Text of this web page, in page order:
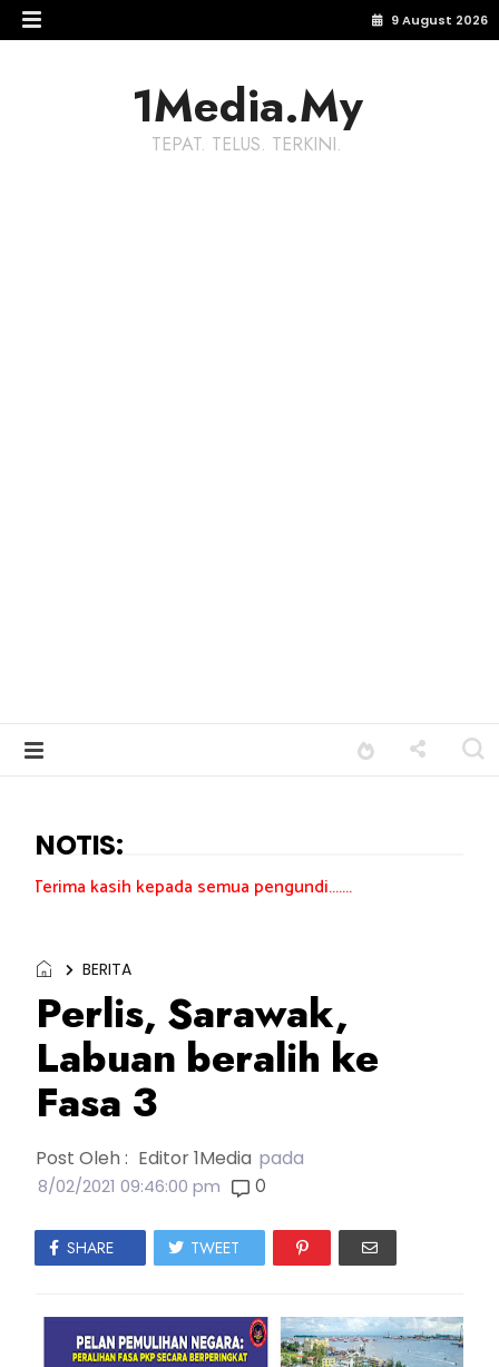
9 August 2026
1Media.My
TEPAT. TELUS. TERKINI.
NOTIS:
kepada semua pengundi.......
BERITA
Perlis, Sarawak,
Labuan beralih ke
Fasa 3
Post Oleh : Editor 1Media pada
8/02/2021 09:46:00 pm 0
SHARE TWEET